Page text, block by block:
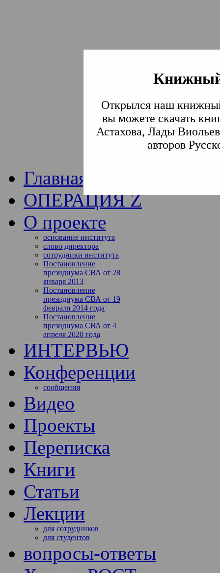
Открылся наш
вы можете скачать
Астахова, Лады
авторов
Институт
Традиции СВА
Главная
ОПЕРАЦИЯ Z
О проекте
основание института
слово директора
сотрудники института
Постановление
президиума СВА от 28
января 2013
Постановление
президиума СВА от 19
февраля 2014 года
Постановление
президиума СВА от 4
апреля 2020 года
ИНТЕРВЬЮ
Конференции
сообщения
Видео
Проекты
Переписка
Книги
Статьи
Лекции
для сотрудников
для студентов
вопросы-ответы